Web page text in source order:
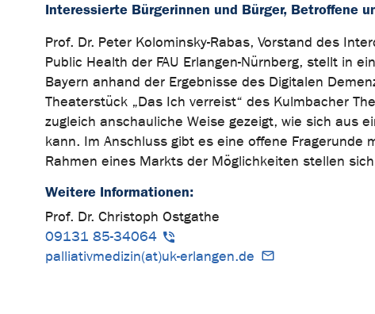
Interessierte Bürgerinnen und Bürger, Betroffene
Prof. Dr. Peter Kolominsky-Rabas, Vorstand des
Public Health der FAU Erlangen-Nürnberg, stellt in
Bayern anhand der Ergebnisse des Digitalen
Theaterstück „Das Ich verreist“ des Kulmbacher
zugleich anschauliche Weise gezeigt, wie sich aus
kann. Im Anschluss gibt es eine offene Fragerunde
Rahmen eines Markts der Möglichkeiten stellen
Weitere Informationen:
Prof. Dr. Christoph Ostgathe
09131 85-34064
palliativmedizin(at)uk-erlangen.de